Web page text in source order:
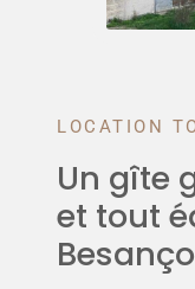
LOCATION
Un gîte
et tout